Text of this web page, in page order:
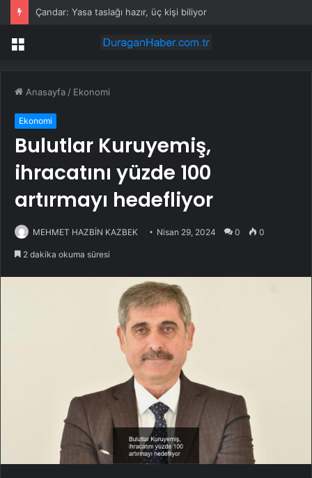
Çandar: Yasa taslağı hazır, üç kişi biliyor
Menü
Anasayfa / Ekonomi
Ekonomi
Bulutlar Kuruyemiş,
ihracatını yüzde 100
artırmayı hedefliyor
MEHMET HAZBİN KAZBEK Nisan 29, 2024 0 0
2 dakika okuma süresi